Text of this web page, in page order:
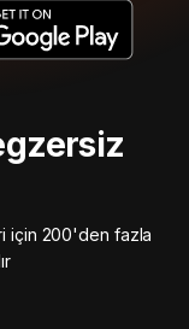
için 200'den fazla